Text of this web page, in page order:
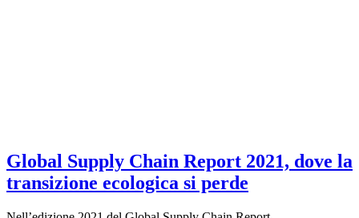
Global Supply Chain Report 2021, dove la
transizione ecologica si perde